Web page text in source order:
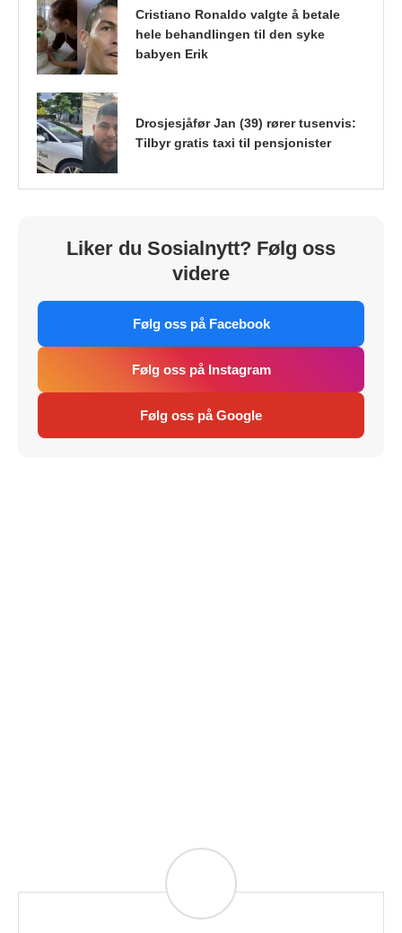
Cristiano Ronaldo valgte å betale
hele behandlingen til den syke
babyen Erik
Drosjesjåfør Jan (39) rører tusenvis:
Tilbyr gratis taxi til pensjonister
Liker du Sosialnytt? Følg oss
videre
Følg oss på Facebook
Følg oss på Instagram
Følg oss på Google